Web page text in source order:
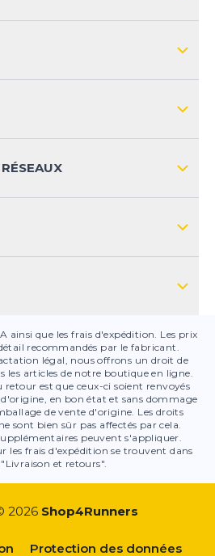
ainsi que les frais d'expédition. Les prix
recommandés par le fabricant.
légal, nous offrons un droit de
les articles de notre boutique en ligne.
est que ceux-ci soient renvoyés
en bon état et sans dommage
de vente d'origine. Les droits
sont bien sûr pas affectés par cela.
peuvent s'appliquer.
les frais d'expédition se trouvent dans
et retours".
2026 Shop4Runners
Protection des données